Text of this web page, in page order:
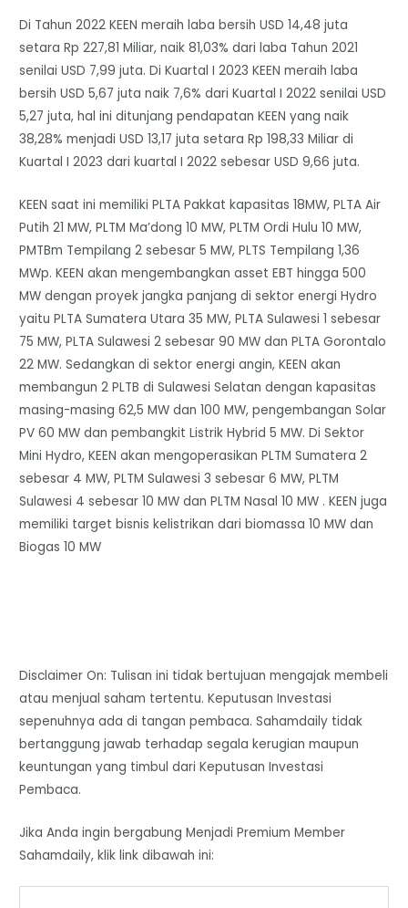
Di Tahun 2022 KEEN meraih laba bersih USD 14,48 juta
setara Rp 227,81 Miliar, naik 81,03% dari laba Tahun 2021
senilai USD 7,99 juta. Di Kuartal I 2023 KEEN meraih laba
bersih USD 5,67 juta naik 7,6% dari Kuartal I 2022 senilai USD
5,27 juta, hal ini ditunjang pendapatan KEEN yang naik
38,28% menjadi USD 13,17 juta setara Rp 198,33 Miliar di
Kuartal I 2023 dari kuartal I 2022 sebesar USD 9,66 juta.
KEEN saat ini memiliki PLTA Pakkat kapasitas 18MW, PLTA Air
Putih 21 MW, PLTM Ma’dong 10 MW, PLTM Ordi Hulu 10 MW,
PMTBm Tempilang 2 sebesar 5 MW, PLTS Tempilang 1,36
MWp. KEEN akan mengembangkan asset EBT hingga 500
MW dengan proyek jangka panjang di sektor energi Hydro
yaitu PLTA Sumatera Utara 35 MW, PLTA Sulawesi 1 sebesar
75 MW, PLTA Sulawesi 2 sebesar 90 MW dan PLTA Gorontalo
22 MW. Sedangkan di sektor energi angin, KEEN akan
membangun 2 PLTB di Sulawesi Selatan dengan kapasitas
masing-masing 62,5 MW dan 100 MW, pengembangan Solar
PV 60 MW dan pembangkit Listrik Hybrid 5 MW. Di Sektor
Mini Hydro, KEEN akan mengoperasikan PLTM Sumatera 2
sebesar 4 MW, PLTM Sulawesi 3 sebesar 6 MW, PLTM
Sulawesi 4 sebesar 10 MW dan PLTM Nasal 10 MW . KEEN juga
memiliki target bisnis kelistrikan dari biomassa 10 MW dan
Biogas 10 MW
Disclaimer On: Tulisan ini tidak bertujuan mengajak membeli
atau menjual saham tertentu. Keputusan Investasi
sepenuhnya ada di tangan pembaca. Sahamdaily tidak
bertanggung jawab terhadap segala kerugian maupun
keuntungan yang timbul dari Keputusan Investasi
Pembaca.
Jika Anda ingin bergabung Menjadi Premium Member
Sahamdaily, klik link dibawah ini: